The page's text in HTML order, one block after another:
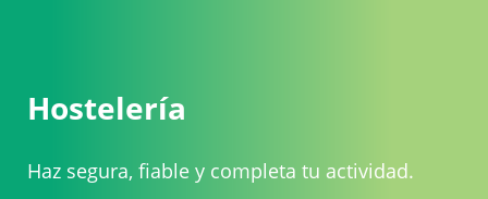
Hostelería
Haz segura, fiable y completa tu actividad.